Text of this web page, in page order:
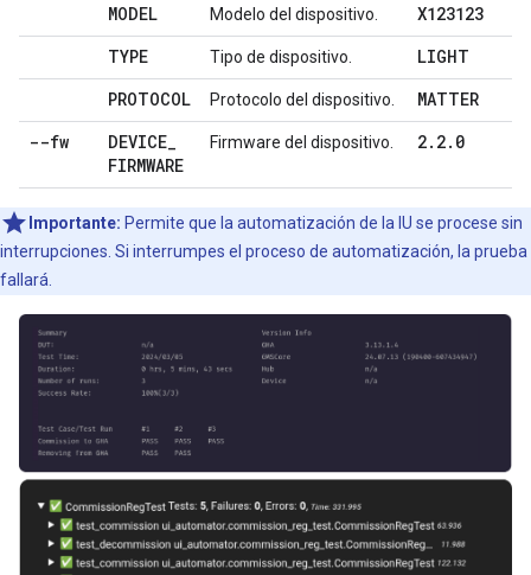
MODEL Modelo del dispositivo.
X123123
TYPE
Tipo de dispositivo.
LIGHT
PROTOCOL
Protocolo del dispositivo.
MATTER
--fw
DEVICE_
FIRMWARE
Firmware del dispositivo. 2. 2. 0
Importante: Permite que la automatización de la IU se procese sin
interrupciones. Si interrumpes el proceso de automatización, la prueba
fallará.